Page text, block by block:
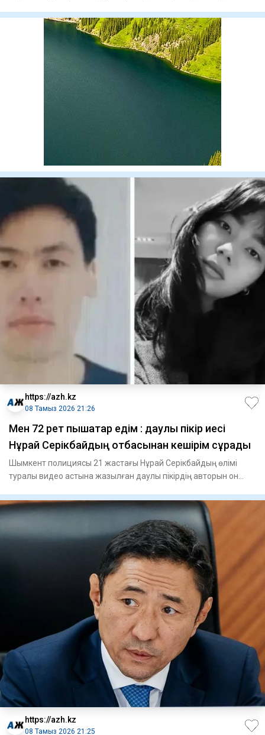
https://azh.kz
08 Тамыз 2026 21:26
Мен 72 рет пышақтар едім : даулы пікір иесі
Нұрай Серікбайдың отбасынан кешірім сұрады
Шымкент полициясы 21 жастағы Нұрай Серікбайдың өлімі
туралы видео астына жазылған даулы пікірдің авторын он
https://azh.kz
08 Тамыз 2026 21:25